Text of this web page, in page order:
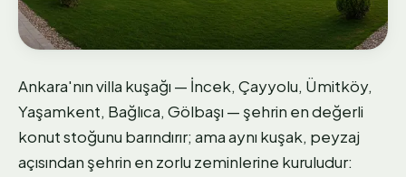
Ankara'nın villa kuşağı — İncek, Çayyolu, Ümitköy,
Yaşamkent, Bağlıca, Gölbaşı — şehrin en değerli
konut stoğunu barındırır; ama aynı kuşak, peyzaj
açısından şehrin en zorlu zeminlerine kuruludur: